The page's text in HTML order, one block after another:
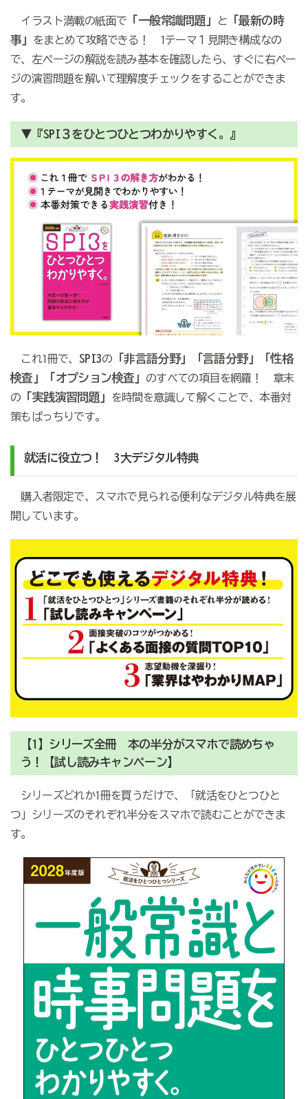
イラスト満載の紙面で 「一般常識問題」 と 「最新の時
事」
をまとめて攻略できる！ 1テーマ１見開き構成なの
で、左ページの解説を読み基本を確認したら、すぐに右ペー
ジの演習問題を解いて理解度チェックをすることができま
す。
▼『SPI３をひとつひとつわかりやすく。』
これ1冊で、 SPI3の 「非言語分野」「言語分野」「性格
検査」「オプション検査」
のすべての項目を網羅！ 章末
の 「実践演習問題」
を時間を意識して解くことで、本番対
策もばっちりです。
就活に役立つ！ 3大デジタル特典
購入者限定で、スマホで見られる便利なデジタル特典を展
開しています。
【1】シリーズ全冊 本の半分がスマホで読めちゃ
う！【試し読みキャンペーン】
シリーズどれか1冊を買うだけで、「就活をひとつひと
つ」シリーズのそれぞれ半分をスマホで読むことができま
す。